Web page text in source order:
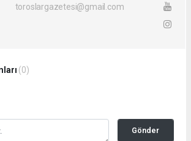
toroslargazetesi@gmail.com
(0)
Gönder